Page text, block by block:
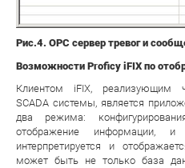
Рис.4. ОРС сервер тревог и
Возможности Proficy iFIX по
Клиентом iFIX, реализующим
SCADA системы, является
два режима:
отображение информации,
интерпретируется и
может быть не только база